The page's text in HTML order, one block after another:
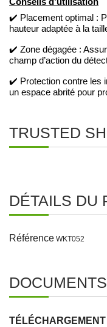
Conseils d’utilisation
✔️ Placement optimal :
hauteur adaptée à la
✔️ Zone dégagée :
champ d’action du
✔️ Protection contre les
un espace abrité pour
TRUSTED
DÉTAILS DU
Référence WKT052
TÉLÉCHARGEMENT